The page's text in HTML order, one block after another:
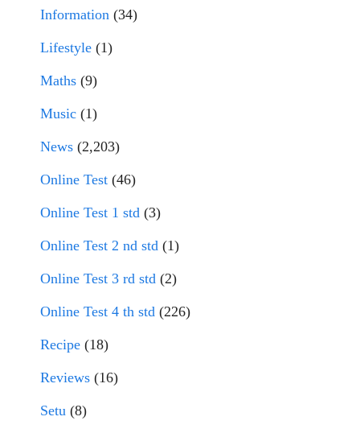
Information (34)
Lifestyle (1)
Maths (9)
Music (1)
News (2,203)
Online Test (46)
Online Test 1 std (3)
Online Test 2 nd std (1)
Online Test 3 rd std (2)
Online Test 4 th std (226)
Recipe (18)
Reviews (16)
Setu (8)